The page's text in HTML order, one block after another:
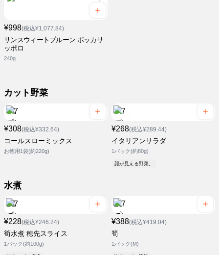
¥998(税込¥1,077.84)
サンスウィートプルーン ポッカサ
ッポロ
240g
カット野菜
¥308(税込¥332.64)
コールスローミックス
お徳用1袋(約220g)
¥268(税込¥289.44)
イタリアンサラダ
1パック(約80g)
顔が見える野菜。
水煮
¥228(税込¥246.24)
筍水煮 穂先スライス
1パック(約100g)
¥388(税込¥419.04)
筍
1パック(M)